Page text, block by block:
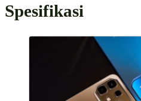
Spesifikasi